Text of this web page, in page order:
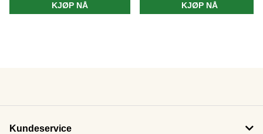
KJØP NÅ
KJØP NÅ
Kundeservice